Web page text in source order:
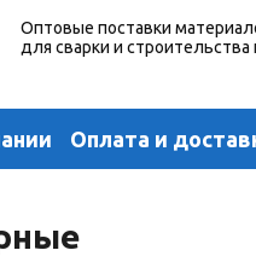
Оптовые поставки
для сварки и
Оплата и